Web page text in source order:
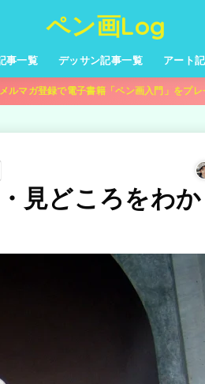
ペン画Log
事一覧 デッサン記事一覧 アート
ルマガ登録で電子書籍「ペン画入門」をプレ
見どころをわ